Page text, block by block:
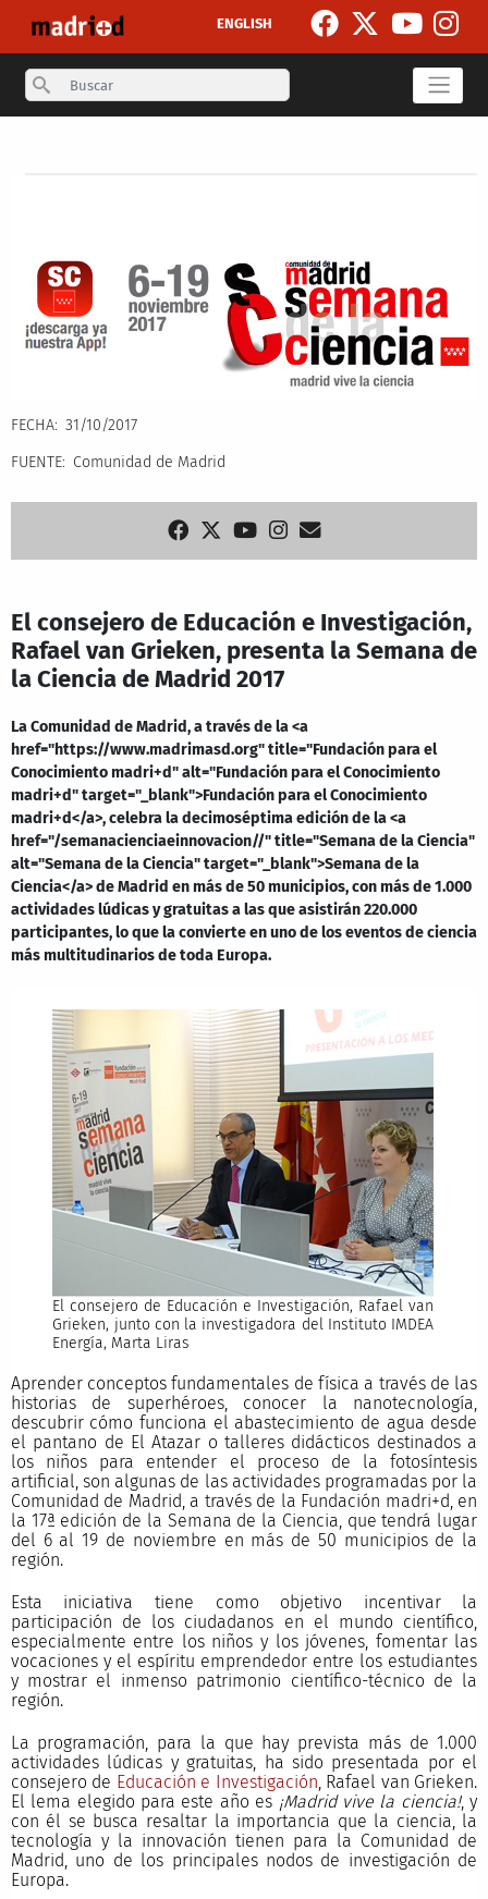
ENGLISH
Search
FECHA
31/10/2017
FUENTE
Comunidad de Madrid
El consejero de Educación e Investigación,
Rafael van Grieken, presenta la Semana de
la Ciencia de Madrid 2017
La Comunidad de Madrid, a través de la <a
href="https://www.madrimasd.org" title="Fundación para el
Conocimiento madri+d" alt="Fundación para el Conocimiento
madri+d" target="_blank">Fundación para el Conocimiento
madri+d</a>, celebra la decimoséptima edición de la <a
href="/semanacienciaeinnovacion//" title="Semana de la Ciencia"
alt="Semana de la Ciencia" target="_blank">Semana de la
Ciencia</a> de Madrid en más de 50 municipios, con más de 1.000
actividades lúdicas y gratuitas a las que asistirán 220.000
participantes, lo que la convierte en uno de los eventos de ciencia
más multitudinarios de toda Europa.
El consejero de Educación e Investigación, Rafael van
Grieken, junto con la investigadora del Instituto IMDEA
Energía, Marta Liras
Aprender conceptos fundamentales de física a través de las
historias de superhéroes, conocer la nanotecnología,
descubrir cómo funciona el abastecimiento de agua desde
el pantano de El Atazar o talleres didácticos destinados a
los niños para entender el proceso de la fotosíntesis
artificial, son algunas de las actividades programadas por la
Comunidad de Madrid, a través de la Fundación madri+d, en
la 17ª edición de la Semana de la Ciencia, que tendrá lugar
del 6 al 19 de noviembre en más de 50 municipios de la
región.
Esta iniciativa tiene como objetivo incentivar la
participación de los ciudadanos en el mundo científico,
especialmente entre los niños y los jóvenes, fomentar las
vocaciones y el espíritu emprendedor entre los estudiantes
y mostrar el inmenso patrimonio científico-técnico de la
región.
La programación, para la que hay prevista más de 1.000
actividades lúdicas y gratuitas, ha sido presentada por el
consejero de Educación e Investigación, Rafael van Grieken.
El lema elegido para este año es ¡Madrid vive la ciencia!, y
con él se busca resaltar la importancia que la ciencia, la
tecnología y la innovación tienen para la Comunidad de
Madrid, uno de los principales nodos de investigación de
Europa.